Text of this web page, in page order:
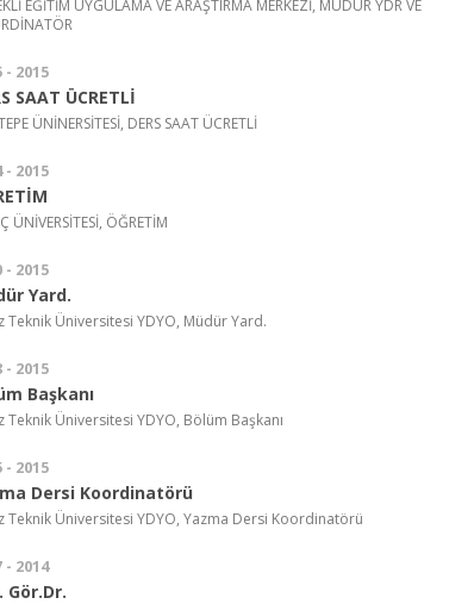
EĞİTİM UYGULAMA VE ARAŞTIRMA MERKEZİ, MÜDÜR YDR VE
- 2015
SAAT ÜCRETLİ
ÜNİNERSİTESİ, DERS SAAT ÜCRETLİ
- 2015
ÜNİVERSİTESİ, ÖĞRETİM
- 2015
Yard.
Teknik Üniversitesi YDYO, Müdür Yard.
- 2015
Başkanı
Teknik Üniversitesi YDYO, Bölüm Başkanı
- 2015
Dersi Koordinatörü
Teknik Üniversitesi YDYO, Yazma Dersi Koordinatörü
- 2014
Gör.Dr.